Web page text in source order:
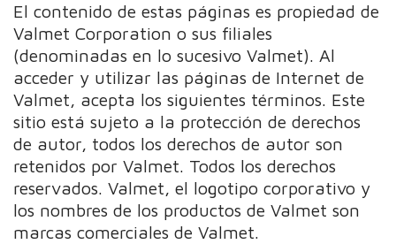
El contenido de estas páginas es propiedad de
Valmet Corporation o sus filiales
(denominadas en lo sucesivo Valmet). Al
acceder y utilizar las páginas de Internet de
Valmet, acepta los siguientes términos. Este
sitio está sujeto a la protección de derechos
de autor, todos los derechos de autor son
retenidos por Valmet. Todos los derechos
reservados. Valmet, el logotipo corporativo y
los nombres de los productos de Valmet son
marcas comerciales de Valmet.